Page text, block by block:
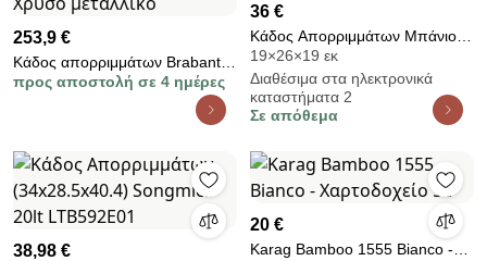
253,9 €
Κάδος απορριμμάτων Brabantia
Bo Touch 3x11L, Ομαλό και
προς αποστολή σε 4 ημέρες
36 €
Κάδος Απορριμμάτων Μπάνιου
(Φ18x25) Pam &amp; Co 3lt 03-
601-703 Matt Ivory
19×26×19 εκ
Διαθέσιμα στα ηλεκτρονικά
καταστήματα 2
Σε απόθεμα
38,98 €
20 €
Karag Bamboo 1555 Bianco -